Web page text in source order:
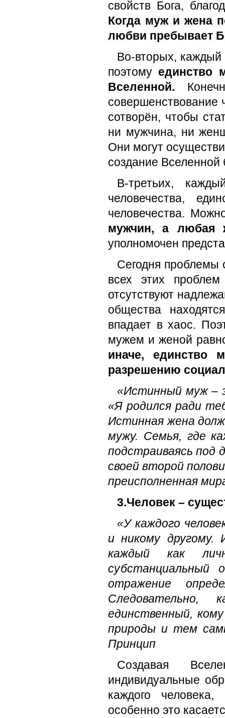
свойств Бога,
Когда муж и жена
любви пребывает
Во-вторых, каждый
поэтому единство
Вселенной.
совершенствование
сотворён, чтобы
ни мужчина, ни
Они могут
создание Вселенной
В-третьих,
человечества,
человечества.
мужчин, а любая
уполномочен
Сегодня проблемы
всех этих
отсутствуют
общества
впадает в хаос.
мужем и женой
иначе, единство
разрешению
«Истинный муж –
«Я родился ради
Истинная жена
мужу. Семья, где
подстраиваясь под
своей второй
преисполненная
3.Человек –
«У каждого
и никому другому.
каждый как
отражение
Следовательно,
единственный,
природы и тем
Принцип
Создавая
индивидуальные
каждого
особенно это